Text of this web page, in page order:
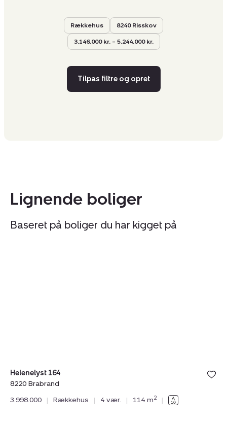
Rækkehus 8240 Risskov
3.146.000 kr. – 5.244.000 kr.
Tilpas filtre og opret
Lignende boliger
Baseret på boliger du har kigget på
Helenelyst 164
8220 Brabrand
3.998.000
| Rækkehus | 4 vær. | 114 m2 |